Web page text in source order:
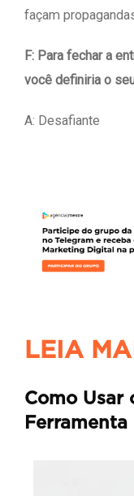
façam
F: Para fechar a
você definiria o
A: Desafiante
LEIA
Como Usar
Ferramenta